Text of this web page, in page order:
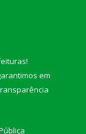
!
em